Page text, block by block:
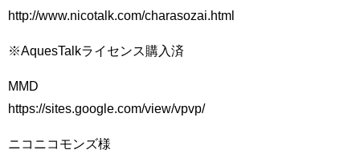
http://www.nicotalk.com/charasozai.html
※AquesTalkライセンス購入済
MMD
https://sites.google.com/view/vpvp/
ニコニコモンズ様